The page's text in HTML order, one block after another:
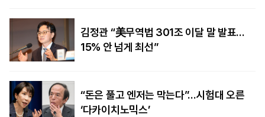
김정관 “美무역법 301조 이달 말 발표…
15% 안 넘게 최선”
“돈은 풀고 엔저는 막는다”…시험대 오른
‘다카이치노믹스’